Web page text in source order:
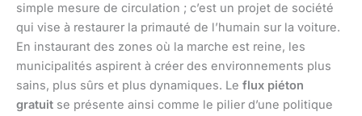
simple mesure de circulation ; c’est un projet de société
qui vise à restaurer la primauté de l’humain sur la voiture.
En instaurant des zones où la marche est reine, les
municipalités aspirent à créer des environnements plus
sains, plus sûrs et plus dynamiques. Le flux piéton
gratuit se présente ainsi comme le pilier d’une politique